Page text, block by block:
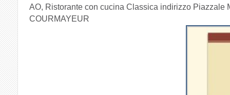
AO, Ristorante con cucina Classica indirizzo Piazzale
COURMAYEUR